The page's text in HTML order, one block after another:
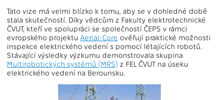
Tato vize má velmi blízko k tomu, aby se v dohledné době
stala skutečností. Díky vědcům z Fakulty elektrotechnické
ČVUT, kteří ve spolupráci se společností ČEPS v rámci
evropského projektu Aerial-Core ověřují praktické možnosti
inspekce elektrického vedení s pomocí létajících robotů.
Stávající výsledky výzkumu demonstrovala skupina
Multirobotických systémů (MRS) z FEL ČVUT na úseku
elektrického vedení na Berounsku.